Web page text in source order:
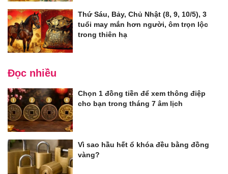
Thứ Sáu, Bảy, Chủ Nhật (8, 9, 10/5), 3
tuổi may mắn hơn người, ôm trọn lộc
trong thiên hạ
Đọc nhiều
Chọn 1 đồng tiền để xem thông điệp
cho bạn trong tháng 7 âm lịch
Vì sao hầu hết ổ khóa đều bằng đồng
vàng?